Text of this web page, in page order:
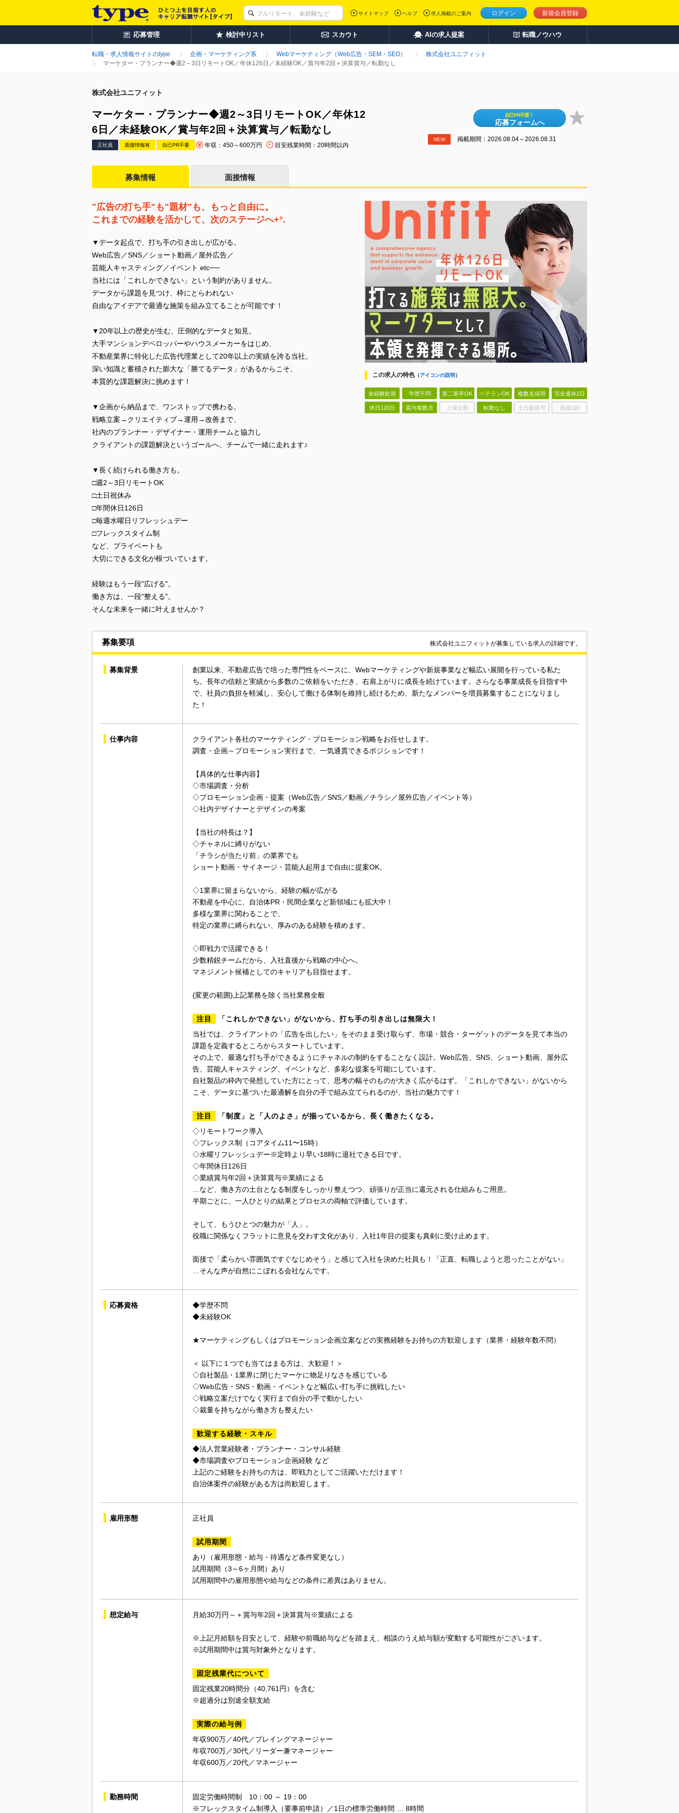
ログイン 新規会員登録
サイトマップ ヘルプ 求人掲載のご案内
応募管理 検討中リスト スカウト AIの求人提案 転職ノウハウ
転職・求人情報サイトのtype 企画・マーケティング系 Webマーケティング（Web広告・SEM・SEO）
株式会社ユニフィット
マーケター・プランナー◆週2～3日リモートOK／年休126日／未経験OK／賞与年2回＋決算賞与／転勤なし
株式会社ユニフィット
マーケター・プランナー◆週2～3日リモートOK／年休12
6日／未経験OK／賞与年2回＋決算賞与／転勤なし
正社員 面接情報有 自己PR不要 年収：450～600万円 目安残業時間：20時間以内
自己PR不要！
応募フォームへ
NEW 掲載期間：2026.08.04～2026.08.31
募集情報 面接情報
この求人の特色（アイコンの説明）
未経験歓迎 学歴不問 第二新卒OK ベテランOK 複数名採用 完全週休2日
休日120日 賞与複数月 上場企業 転勤なし 土日面接可 面接1回
"広告の打ち手"も"題材"も、もっと自由に。
これまでの経験を活かして、次のステージへ+°.
▼データ起点で、打ち手の引き出しが広がる。
Web広告／SNS／ショート動画／屋外広告／
芸能人キャスティング／イベント etc──
当社には「これしかできない」という制約がありません。
データから課題を見つけ、枠にとらわれない
自由なアイデアで最適な施策を組み立てることが可能です！
▼20年以上の歴史が生む、圧倒的なデータと知見。
大手マンションデベロッパーやハウスメーカーをはじめ、
不動産業界に特化した広告代理業として20年以上の実績を誇る当社。
深い知識と蓄積された膨大な「勝てるデータ」があるからこそ、
本質的な課題解決に挑めます！
▼企画から納品まで、ワンストップで携わる。
戦略立案→クリエイティブ→運用→改善まで、
社内のプランナー・デザイナー・運用チームと協力し
クライアントの課題解決というゴールへ、チームで一緒に走れます♪
▼長く続けられる働き方も。
□週2～3日リモートOK
□土日祝休み
□年間休日126日
□毎週水曜日リフレッシュデー
□フレックスタイム制
など、プライベートも
大切にできる文化が根づいています。
経験はもう一段"広げる"。
働き方は、一段"整える"。
そんな未来を一緒に叶えませんか？
募集要項 株式会社ユニフィットが募集している求人の詳細です。
募集背景
創業以来、不動産広告で培った専門性をベースに、Webマーケティングや新規事業など幅広い展開を行っている私た
ち。長年の信頼と実績から多数のご依頼をいただき、右肩上がりに成長を続けています。さらなる事業成長を目指す中
で、社員の負担を軽減し、安心して働ける体制を維持し続けるため、新たなメンバーを増員募集することになりまし
た！
仕事内容
クライアント各社のマーケティング・プロモーション戦略をお任せします。
調査・企画～プロモーション実行まで、一気通貫できるポジションです！
【具体的な仕事内容】
◇市場調査・分析
◇プロモーション企画・提案（Web広告／SNS／動画／チラシ／屋外広告／イベント等）
◇社内デザイナーとデザインの考案
【当社の特長は？】
◇チャネルに縛りがない
「チラシが当たり前」の業界でも
ショート動画・サイネージ・芸能人起用まで自由に提案OK。
◇1業界に留まらないから、経験の幅が広がる
不動産を中心に、自治体PR・民間企業など新領域にも拡大中！
多様な業界に関わることで、
特定の業界に縛られない、厚みのある経験を積めます。
◇即戦力で活躍できる！
少数精鋭チームだから、入社直後から戦略の中心へ。
マネジメント候補としてのキャリアも目指せます。
(変更の範囲)上記業務を除く当社業務全般
注目
「これしかできない」がないから、打ち手の引き出しは無限大！
当社では、クライアントの「広告を出したい」をそのまま受け取らず、市場・競合・ターゲットのデータを見て本当の
課題を定義するところからスタートしています。
その上で、最適な打ち手ができるようにチャネルの制約をすることなく設計。Web広告、SNS、ショート動画、屋外広
告、芸能人キャスティング、イベントなど、多彩な提案を可能にしています。
自社製品の枠内で発想していた方にとって、思考の幅そのものが大きく広がるはず。「これしかできない」がないから
こそ、データに基づいた最適解を自分の手で組み立てられるのが、当社の魅力です！
注目
「制度」と「人のよさ」が揃っているから、長く働きたくなる。
◇リモートワーク導入
◇フレックス制（コアタイム11〜15時）
◇水曜リフレッシュデー※定時より早い18時に退社できる日です。
◇年間休日126日
◇業績賞与年2回＋決算賞与※業績による
…など、働き方の土台となる制度をしっかり整えつつ、頑張りが正当に還元される仕組みもご用意。
半期ごとに、一人ひとりの結果とプロセスの両軸で評価しています。
そして、もうひとつの魅力が「人」。
役職に関係なくフラットに意見を交わす文化があり、入社1年目の提案も真剣に受け止めます。
面接で「柔らかい雰囲気ですぐなじめそう」と感じて入社を決めた社員も！「正直、転職しようと思ったことがない」
…そんな声が自然にこぼれる会社なんです。
応募資格
◆学歴不問
◆未経験OK
★マーケティングもしくはプロモーション企画立案などの実務経験をお持ちの方歓迎します（業界・経験年数不問）
＜ 以下に１つでも当てはまる方は、大歓迎！＞
◇自社製品・1業界に閉じたマーケに物足りなさを感じている
◇Web広告・SNS・動画・イベントなど幅広い打ち手に挑戦したい
◇戦略立案だけでなく実行まで自分の手で動かしたい
◇裁量を持ちながら働き方も整えたい
歓迎する経験・スキル
◆法人営業経験者・プランナー・コンサル経験
◆市場調査やプロモーション企画経験 など
上記のご経験をお持ちの方は、即戦力としてご活躍いただけます！
自治体案件の経験がある方は尚歓迎します。
雇用形態 正社員
試用期間
あり（雇用形態・給与・待遇など条件変更なし）
試用期間（3～6ヶ月間）あり
試用期間中の雇用形態や給与などの条件に差異はありません。
想定給与 月給30万円～＋賞与年2回＋決算賞与※業績による
※上記月給額を目安として、経験や前職給与などを踏まえ、相談のうえ給与額が変動する可能性がございます。
※試用期間中は賞与対象外となります。
固定残業代について
固定残業20時間分（40,761円）を含む
※超過分は別途全額支給
実際の給与例
年収900万／40代／プレイングマネージャー
年収700万／30代／リーダー兼マネージャー
年収600万／20代／マネージャー
勤務時間
固定労働時間制 10：00 ～ 19：00
※フレックスタイム制導入（要事前申請）／1日の標準労働時間 … 8時間